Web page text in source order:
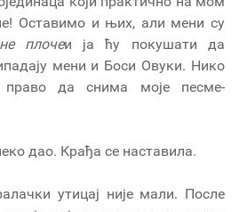
Оставимо и њих, али мени су
плочеи ја ћу покушати да
мени и Боси Овуки. Нико
да снима моје песме-
дао. Крађа се наставила.
утицај није мали. После